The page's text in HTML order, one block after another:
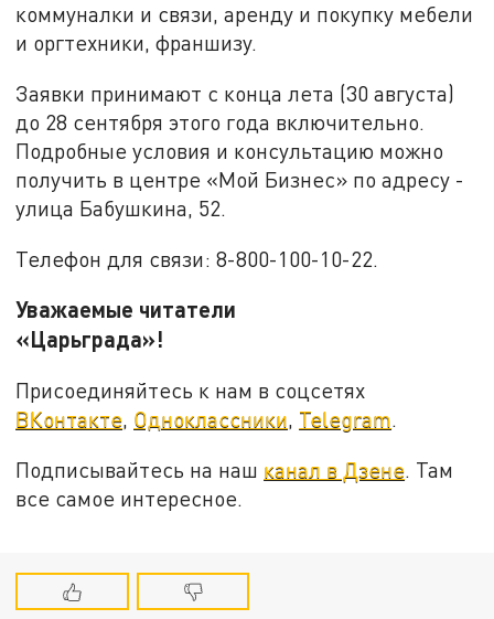
коммуналки и связи, аренду и покупку мебели
и оргтехники, франшизу.
Заявки принимают с конца лета (30 августа)
до 28 сентября этого года включительно.
Подробные условия и консультацию можно
получить в центре «Мой Бизнес» по адресу -
улица Бабушкина, 52.
Телефон для связи: 8-800-100-10-22.
Уважаемые читатели
«Царьграда»!
Присоединяйтесь к нам в соцсетях
ВКонтакте, Одноклассники, Telegram.
Подписывайтесь на наш канал в Дзене. Там
все самое интересное.